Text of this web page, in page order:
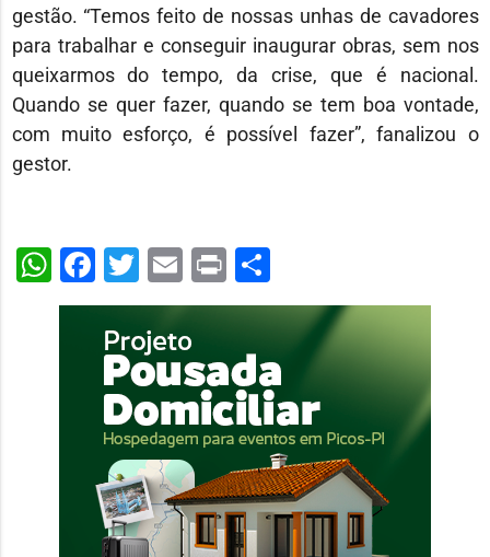
gestão. “Temos feito de nossas unhas de cavadores
para trabalhar e conseguir inaugurar obras, sem nos
queixarmos do tempo, da crise, que é nacional.
Quando se quer fazer, quando se tem boa vontade,
com muito esforço, é possível fazer”, fanalizou o
gestor.
WhatsApp
Facebook
Twitter
Email
PrintShare